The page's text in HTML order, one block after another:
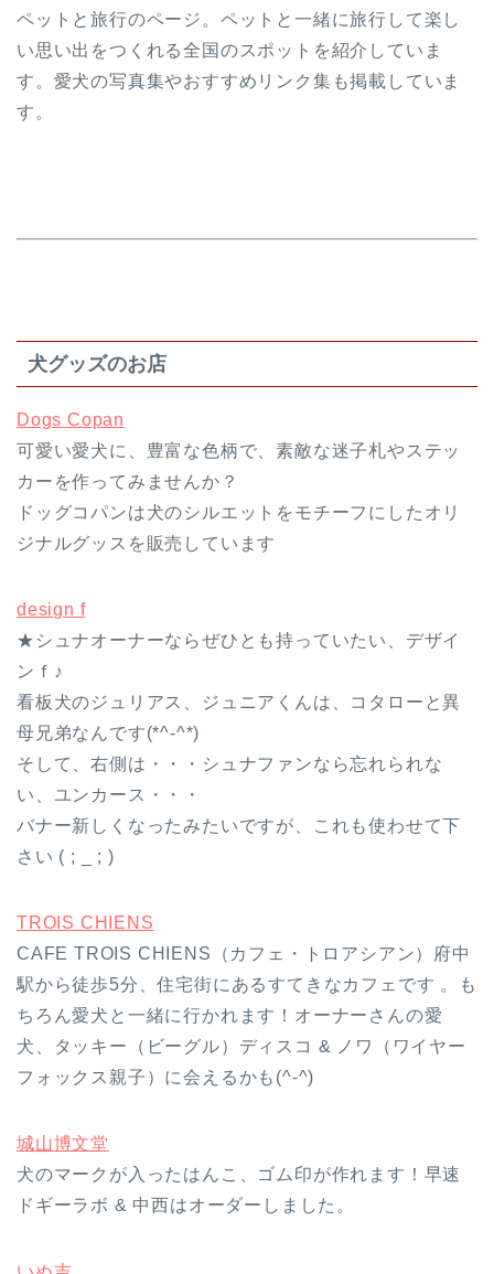
ペットと旅行のページ。ペットと一緒に旅行して楽し
い思い出をつくれる全国のスポットを紹介していま
す。愛犬の写真集やおすすめリンク集も掲載していま
す。
犬グッズのお店
Dogs Copan
可愛い愛犬に、豊富な色柄で、素敵な迷子札やステッ
カーを作ってみませんか？
ドッグコパンは犬のシルエットをモチーフにしたオリ
ジナルグッスを販売しています
design f
★シュナオーナーならぜひとも持っていたい、デザイ
ンｆ♪
看板犬のジュリアス、ジュニアくんは、コタローと異
母兄弟なんです(*^-^*)
そして、右側は・・・シュナファンなら忘れられな
い、ユンカース・・・
バナー新しくなったみたいですが、これも使わせて下
さい ( ; _ ; )
TROIS CHIENS
CAFE TROIS CHIENS（カフェ・トロアシアン）府中
駅から徒歩5分、住宅街にあるすてきなカフェです 。も
ちろん愛犬と一緒に行かれます！オーナーさんの愛
犬、タッキー（ビーグル）ディスコ & ノワ（ワイヤー
フォックス親子）に会えるかも(^-^)
城山博文堂
犬のマークが入ったはんこ、ゴム印が作れます！早速
ドギーラボ & 中西はオーダーしました。